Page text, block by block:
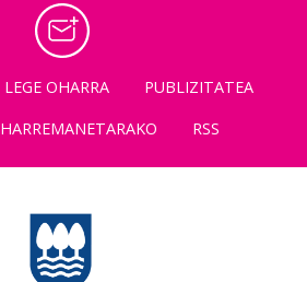
LEGE OHARRA
PUBLIZITATEA
HARREMANETARAKO RSS